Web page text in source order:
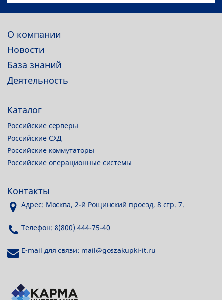
О компании
Новости
База знаний
Деятельность
Каталог
Российские серверы
Российские СХД
Российские коммутаторы
Российские операционные системы
Контакты
Адрес: Москва, 2-й Рощинский проезд, 8 стр. 7.
Телефон: 8(800) 444-75-40
E-mail для связи: mail@goszakupki-it.ru